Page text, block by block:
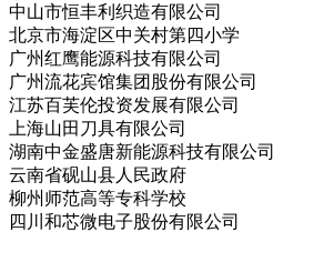
中山市恒丰利织造有限公司
北京市海淀区中关村第四小学
广州红鹰能源科技有限公司
广州流花宾馆集团股份有限公司
江苏百芙伦投资发展有限公司
上海山田刀具有限公司
湖南中金盛唐新能源科技有限公司
云南省砚山县人民政府
柳州师范高等专科学校
四川和芯微电子股份有限公司